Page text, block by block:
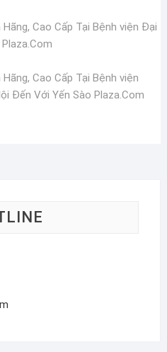
Cao Cấp Tại Bệnh viện Đại
Cao Cấp Tại Bệnh viện
Đến Với Yến Sào Plaza.Com